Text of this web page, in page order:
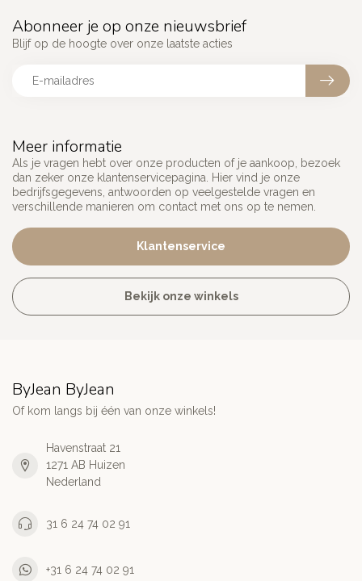
Meer informatie
Als je vragen hebt over onze producten of je aankoop, bezoek
dan zeker onze klantenservicepagina. Hier vind je onze
bedrijfsgegevens, antwoorden op veelgestelde vragen en
verschillende manieren om contact met ons op te nemen.
Klantenservice
Bekijk onze winkels
Abonneer je op onze nieuwsbrief
Blijf op de hoogte over onze laatste acties
ByJean ByJean
Of kom langs bij één van onze winkels!
Havenstraat 21
1271 AB Huizen
Nederland
31 6 24 74 02 91
+31 6 24 74 02 91